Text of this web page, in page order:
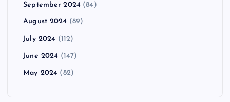
September 2024 (84)
August 2024 (89)
July 2024 (112)
June 2024 (147)
May 2024 (82)